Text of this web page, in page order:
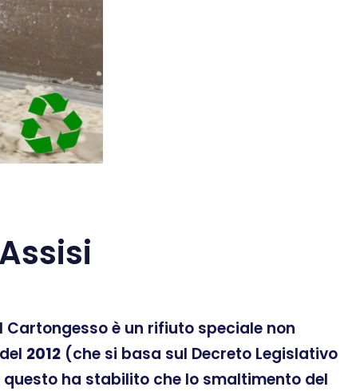
è un rifiuto speciale non
del 2012 (che si basa sul Decreto Legislativo
questo ha stabilito che lo smaltimento del